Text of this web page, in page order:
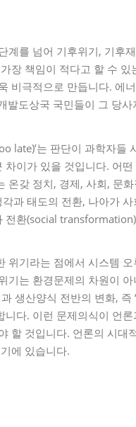
계를 넘어 기후위기, 기후
장 책임이 적다고 할 수
비극적으로 만듭니다. 에
발도상국 국민들이 그 당사
late)’는 판단이 과학자들
차이가 있을 것입니다. 어
온갖 정치, 경제, 사회, 문
과 태도의 전환, 나아가
환(social
위기라는 점에서 시스템
기는 환경문제의 차원이
생산양식 전반의 변화, 즉
다. 이런 문제의식이 언
할 것입니다. 언론의 시대
에 있습니다.